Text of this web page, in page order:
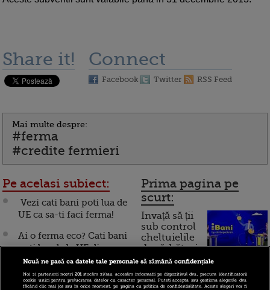
Share it! Connect
Facebook Twitter RSS Feed
Mai multe despre:
#ferma
#credite fermieri
Pe acelasi subiect:
Vezi cati bani poti lua de
UE ca sa-ti faci ferma!
Ai o ferma eco? Cati bani
poti lua de la UE din
2011?
Ferma de porci a lui
Prima pagina pe
scurt:
Invață să ții
sub control
cheltuielile
de sărbători.
Cum
funcționează cardul de
Nouă ne pasă ca datele tale personale să rămână confidențiale
Noi și partenerii noștri201stocăm și/sau accesăm informații pe dispozitivul dvs., precum identificatorii
cookie unici pentru prelucrarea datelor cu caracter personal. Puteți accepta sau gestiona alegerile dvs.
făcând clic mai jos sau în orice moment, pe pagina cu politica de confidențialitate. Aceste alegeri vor fi